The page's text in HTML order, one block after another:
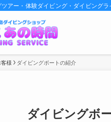
アー・体験ダイビング・ダイビング
様 ダイビングボートの紹介
ダイビングボ